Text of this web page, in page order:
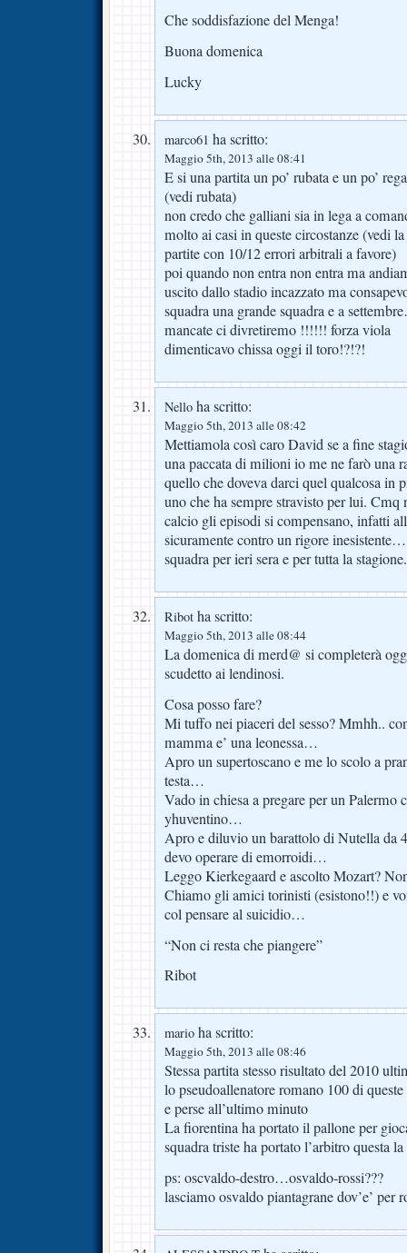
Che soddisfazione del Menga!
Buona domenica
Lucky
marco61 ha scritto:
Maggio 5th, 2013 alle 08:41
E si una partita un po’ rubata e un po’
(vedi rubata)
non credo che galliani sia in lega a
molto ai casi in queste circostanze (vedi
partite con 10/12 errori arbitrali a favore)
poi quando non entra non entra ma
uscito dallo stadio incazzato ma
squadra una grande squadra e a
mancate ci divretiremo !!!!!! forza viola
dimenticavo chissa oggi il toro!?!?!
Nello ha scritto:
Maggio 5th, 2013 alle 08:42
Mettiamola così caro David se a fine
una paccata di milioni io me ne farò una
quello che doveva darci quel qualcosa in
uno che ha sempre stravisto per lui.
calcio gli episodi si compensano, infatti
sicuramente contro un rigore
squadra per ieri sera e per tutta la
Ribot ha scritto:
Maggio 5th, 2013 alle 08:44
La domenica di merd@ si completerà
scudetto ai lendinosi.
Cosa posso fare?
Mi tuffo nei piaceri del sesso? Mmhh..
mamma e’ una leonessa…
Apro un supertoscano e me lo scolo a
testa…
Vado in chiesa a pregare per un Palermo
yhuventino…
Apro e diluvio un barattolo di Nutella da
devo operare di emorroidi…
Leggo Kierkegaard e ascolto Mozart?
Chiamo gli amici torinisti (esistono!!) e
col pensare al suicidio…
“Non ci resta che piangere”
Ribot
mario ha scritto:
Maggio 5th, 2013 alle 08:46
Stessa partita stesso risultato del 2010
lo pseudoallenatore romano 100 di
e perse all’ultimo minuto
La fiorentina ha portato il pallone per
squadra triste ha portato l’arbitro questa
ps: oscvaldo-destro…osvaldo-rossi???
lasciamo osvaldo piantagrane dov’e’ per